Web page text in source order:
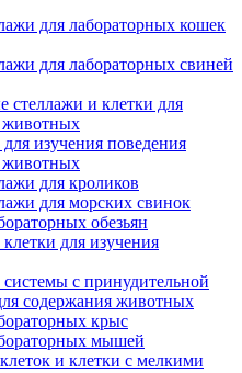
для лабораторных кошек
для лабораторных свиней
стеллажи и клетки для
животных
изучения поведения
животных
для кроликов
для морских свинок
обезьян
для изучения
с принудительной
содержания животных
крыс
мышей
и клетки с мелкими